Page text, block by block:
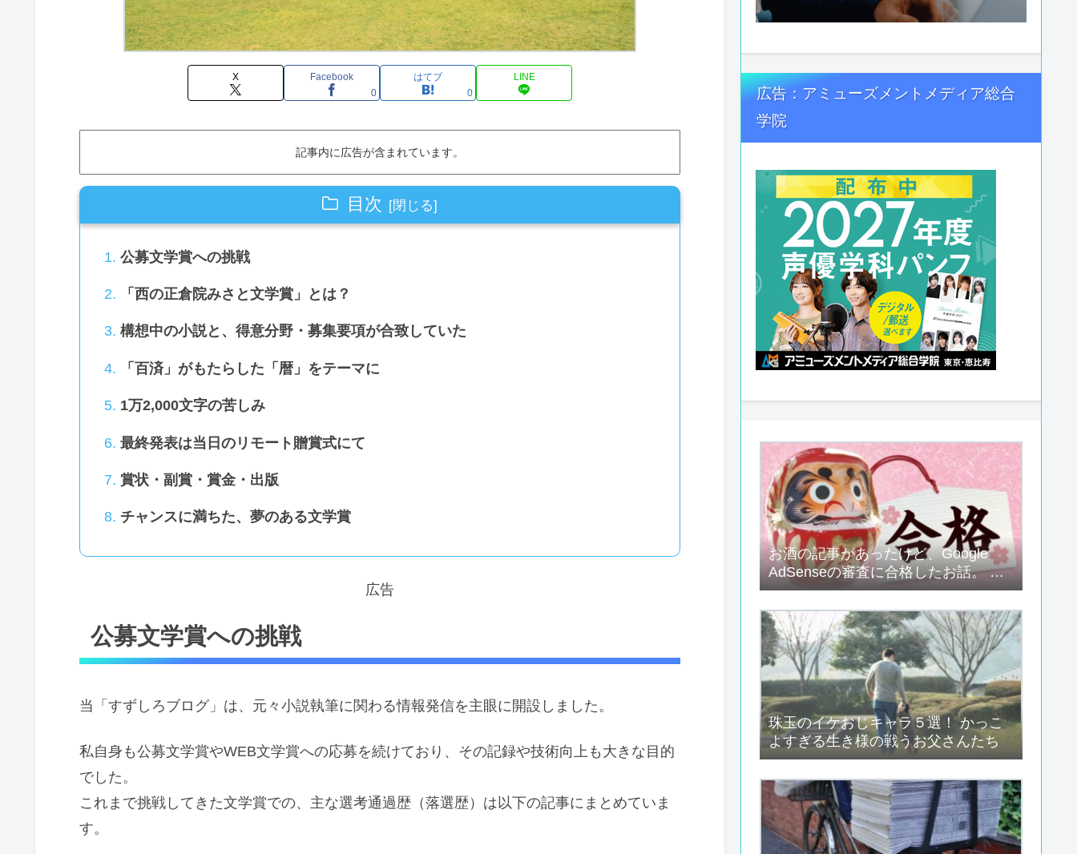
X
Facebook
0
はてブ
0
LINE
記事内に広告が含まれています。
目次
公募文学賞への挑戦
「西の正倉院みさと文学賞」とは？
構想中の小説と、得意分野・募集要項が合致していた
「百済」がもたらした「暦」をテーマに
1万2,000文字の苦しみ
最終発表は当日のリモート贈賞式にて
賞状・副賞・賞金・出版
チャンスに満ちた、夢のある文学賞
広告
公募文学賞への挑戦
当「すずしろブログ」は、元々小説執筆に関わる情報発信を主眼に開設しました。
私自身も公募文学賞やWEB文学賞への応募を続けており、その記録や技術向上も大きな目的
でした。
これまで挑戦してきた文学賞での、主な選考通過歴（落選歴）は以下の記事にまとめていま
す。
広告：アミューズメントメディア総合
学院
お酒の記事があったけど、Google
AdSenseの審査に合格したお話。 他
社広告あり、問い合わせ先なしでも満
たせた認定条件の検証
珠玉のイケおじキャラ５選！ かっこ
よすぎる生き様の戦うお父さんたち